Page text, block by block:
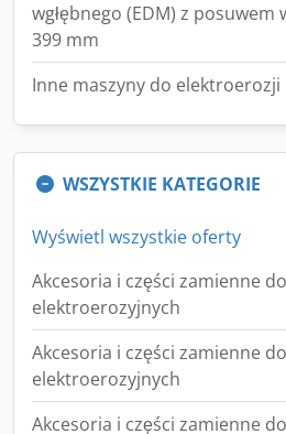
wgłębnego (EDM) z posuwem
399 mm
Inne maszyny do elektroerozji
WSZYSTKIE KATEGORIE
Wyświetl wszystkie oferty
Akcesoria i części zamienne
elektroerozyjnych
Akcesoria i części zamienne
elektroerozyjnych
Akcesoria i części zamienne